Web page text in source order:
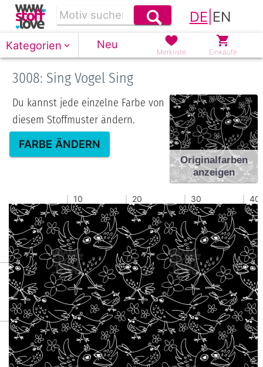
DE EN
Kategorien Neu
Merkliste Einkäufe
3008: Sing Vogel Sing
Du kannst jede einzelne Farbe von
diesem Stoffmuster ändern.
FARBE ÄNDERN
Originalfarben
anzeigen